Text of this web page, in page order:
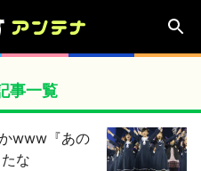
事一覧
www『あの
な